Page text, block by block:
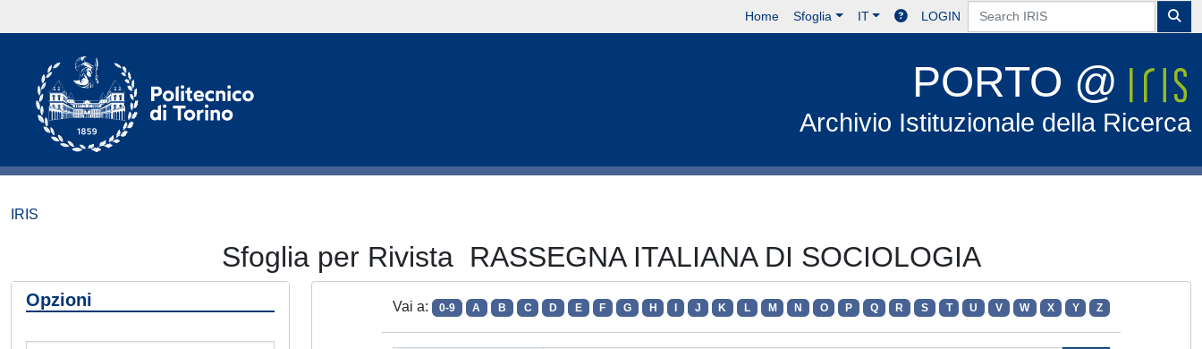
Home Sfoglia IT LOGIN
PORTO @
Archivio Istituzionale della Ricerca
IRIS
Sfoglia per Rivista RASSEGNA ITALIANA DI SOCIOLOGIA
Opzioni Vai a: 0-9 A B C D E F G H J K L M N O P Q R S T U V W X Y Z